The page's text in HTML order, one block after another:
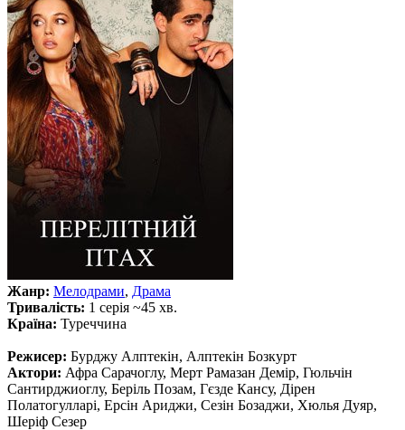
Жанр: Мелодрами, Драма
Тривалість: 1 серія ~45 хв.
Країна: Туреччина
Режисер: Бурджу Алптекін, Алптекін Бозкурт
Актори: Афра Сарачоглу, Мерт Рамазан Демір, Гюльчін
Сантирджиоглу, Беріль Позам, Гєзде Кансу, Дірен
Полатогулларі, Ерсін Ариджи, Сезін Бозаджи, Хюлья Дуяр,
Шеріф Сезер